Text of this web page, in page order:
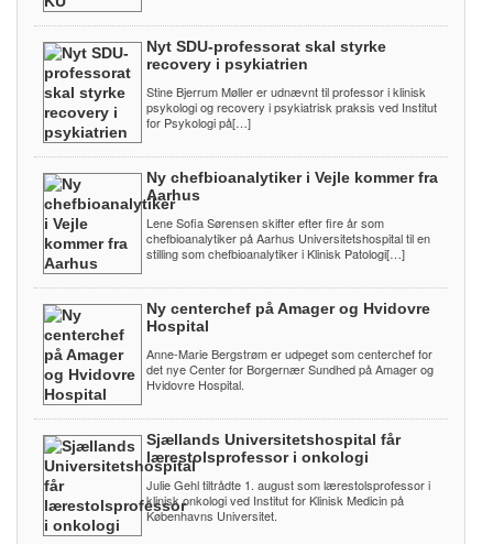
Nyt SDU-professorat skal styrke
recovery i psykiatrien
Stine Bjerrum Møller er udnævnt til professor i klinisk
psykologi og recovery i psykiatrisk praksis ved Institut
for Psykologi på[…]
Ny chefbioanalytiker i Vejle kommer fra
Aarhus
Lene Sofia Sørensen skifter efter fire år som
chefbioanalytiker på Aarhus Universitetshospital til en
stilling som chefbioanalytiker i Klinisk Patologi[…]
Ny centerchef på Amager og Hvidovre
Hospital
Anne-Marie Bergstrøm er udpeget som centerchef for
det nye Center for Borgernær Sundhed på Amager og
Hvidovre Hospital.
Sjællands Universitetshospital får
lærestolsprofessor i onkologi
Julie Gehl tiltrådte 1. august som lærestolsprofessor i
klinisk onkologi ved Institut for Klinisk Medicin på
Københavns Universitet.